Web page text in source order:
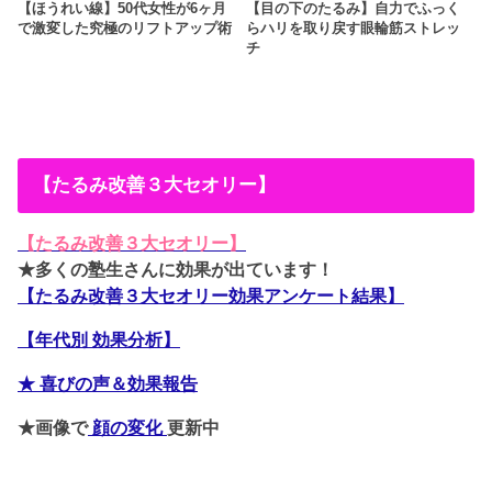
【ほうれい線】50代女性が6ヶ月
で激変した究極のリフトアップ術
【目の下のたるみ】自力でふっく
らハリを取り戻す眼輪筋ストレッ
チ
【たるみ改善３大セオリー】
【たるみ改善３大セオリー】
★多くの塾生さんに効果が出ています！
【たるみ改善３大セオリー効果アンケート結果】
【年代別 効果分析】
★ 喜びの声＆効果報告
★画像で顔の変化更新中